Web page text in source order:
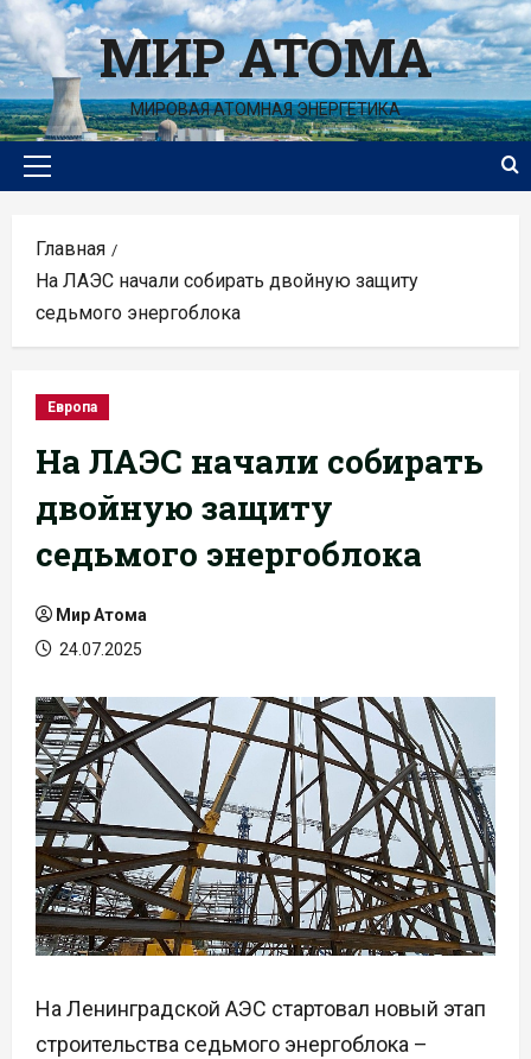
Перейти
к
содержимомуМИР АТОМА
МИРОВАЯ АТОМНАЯ ЭНЕРГЕТИКА
Основное
Главная
На ЛАЭС начали собирать двойную защиту
седьмого энергоблока
Европа
На ЛАЭС начали собирать
двойную защиту
седьмого энергоблока
Мир Атома
24.07.2025
На Ленинградской АЭС стартовал новый этап
строительства седьмого энергоблока –